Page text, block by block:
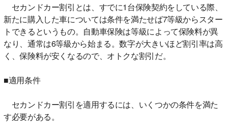
セカンドカー割引とは、すでに1台保険契約をしている際、
新たに購入した車については条件を満たせば7等級からスター
トできるというもの。自動車保険は等級によって保険料が異
なり、通常は6等級から始まる。数字が大きいほど割引率は高
く、保険料が安くなるので、オトクな割引だ。
■適用条件
セカンドカー割引を適用するには、いくつかの条件を満た
す必要がある。